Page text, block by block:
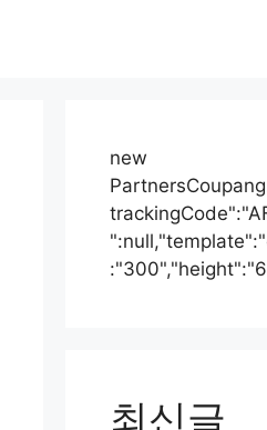
new
최신글